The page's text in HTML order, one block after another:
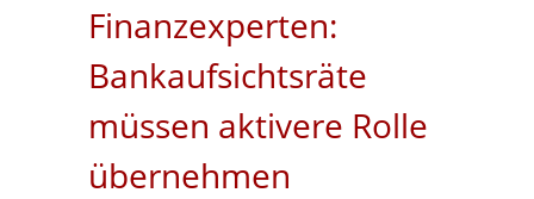
Finanzexperten:
Bankaufsichtsräte
müssen aktivere Rolle
übernehmen